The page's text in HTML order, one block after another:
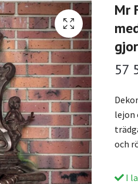
Mr
57
lejon
och
I